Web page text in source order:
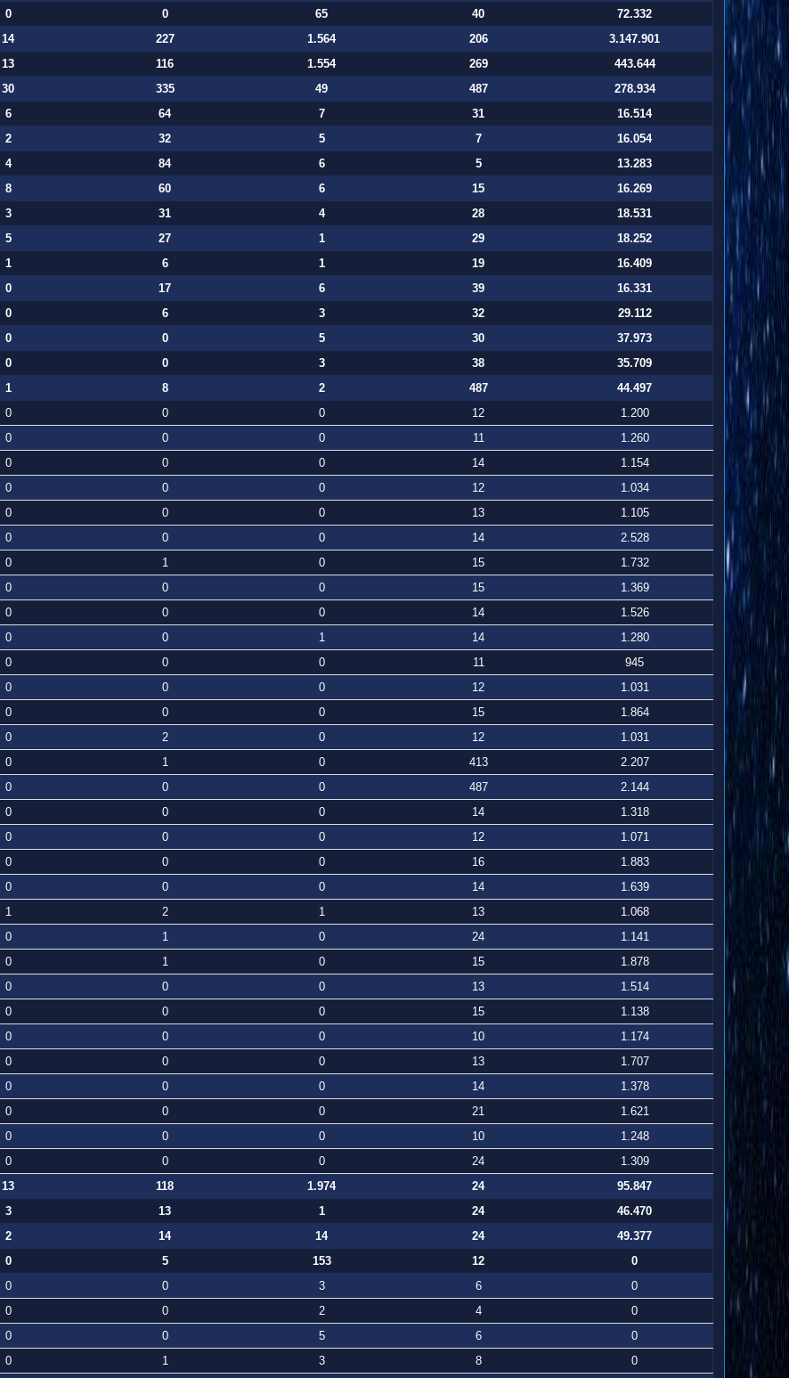
0 0 65 40
72.332
14 227 1.564 206
3.147.901
13 116 1.554 269
443.644
30 335 49 487
278.934
6 64 7 31
16.514
2 32 5 7
16.054
4 84 6 5
13.283
8 60 6 15
16.269
3 31 4 28
18.531
5 27 1 29
18.252
1 6 1 19
16.409
0 17 6 39
16.331
0 6 3 32
29.112
0 0 5 30
37.973
0 0 3 38
35.709
1 8 2 487
44.497
0 0 0 12
1.200
0 0 0 11
1.260
0 0 0 14
1.154
0 0 0 12
1.034
0 0 0 13
1.105
0 0 0 14
2.528
0 1 0 15
1.732
0 0 0 15
1.369
0 0 0 14
1.526
0 0 1 14
1.280
0 0 0 11
945
0 0 0 12
1.031
0 0 0 15
1.864
0 2 0 12
1.031
0 1 0 413
2.207
0 0 0 487
2.144
0 0 0 14
1.318
0 0 0 12
1.071
0 0 0 16
1.883
0 0 0 14
1.639
1 2 1 13
1.068
0 1 0 24
1.141
0 1 0 15
1.878
0 0 0 13
1.514
0 0 0 15
1.138
0 0 0 10
1.174
0 0 0 13
1.707
0 0 0 14
1.378
0 0 0 21
1.621
0 0 0 10
1.248
0 0 0 24
1.309
13 118 1.974 24
95.847
3 13 1 24
46.470
2 14 14 24
49.377
0 5 153 12
0
0 0 3 6
0
0 0 2 4
0
0 0 5 6
0
0 1 3 8 0